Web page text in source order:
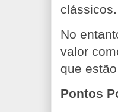
clássicos.
No
valor
que
Pontos